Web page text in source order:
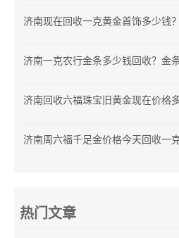
济南现在回收一克黄金首饰多少钱
济南一克农行金条多少钱回收？金
济南回收六福珠宝旧黄金现在价格
济南周六福千足金价格今天回收一
热门文章